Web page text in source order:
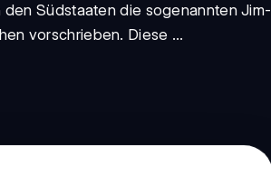
Südstaaten die sogenannten Jim-
vorschrieben. Diese ...